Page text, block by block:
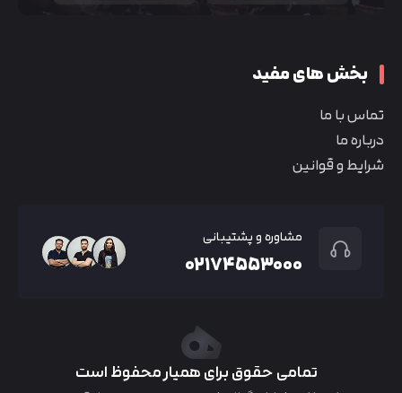
بخش های مفید
تماس با ما
درباره ما
شرایط و قوانین
مشاوره و پشتیبانی
۰۲۱۷۴۵۵۳۰۰۰
تمامی حقوق برای همیار محفوظ است